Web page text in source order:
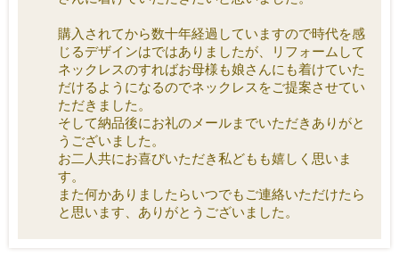
購入されてから数十年経過していますので時代を感
じるデザインはではありましたが、リフォームして
ネックレスのすればお母様も娘さんにも着けていた
だけるようになるのでネックレスをご提案させてい
ただきました。
そして納品後にお礼のメールまでいただきありがと
うございました。
お二人共にお喜びいただき私どもも嬉しく思いま
す。
また何かありましたらいつでもご連絡いただけたら
と思います、ありがとうございました。